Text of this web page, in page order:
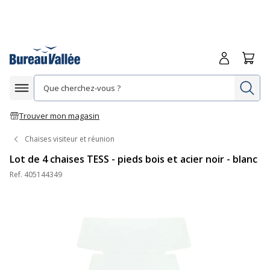
Afficher la navigation
Trouver mon magasin
Me
Chaises visiteur et réunion
Lot de 4 chaises TESS - pieds bois et acier noir - blanc
Ref. 405144349